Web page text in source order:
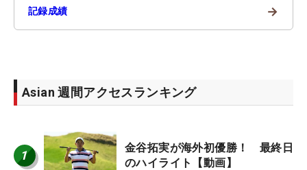
記録成績 →
Asian 週間アクセスランキング
1
金谷拓実が海外初優勝！ 最終日
のハイライト【動画】